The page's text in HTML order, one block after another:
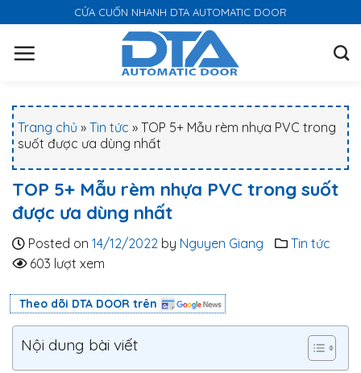
k
CỬA CUỐN NHANH DTA AUTOMATIC DOOR
Trang chủ » Tin tức » TOP 5+ Mẫu rèm nhựa PVC trong
suốt được ưa dùng nhất
TOP 5+ Mẫu rèm nhựa PVC trong suốt
được ưa dùng nhất
Posted on 14/12/2022 by Nguyen Giang
Tin tức
603 lượt xem
Theo dõi DTA DOOR trên
Nội dung bài viết